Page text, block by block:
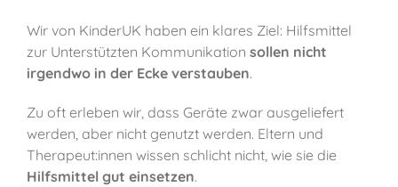
Wir von KinderUK haben ein klares Ziel: Hilfsmittel
zur Unterstützten Kommunikation sollen nicht
irgendwo in der Ecke verstauben.
Zu oft erleben wir, dass Geräte zwar ausgeliefert
werden, aber nicht genutzt werden. Eltern und
Therapeut:innen wissen schlicht nicht, wie sie die
Hilfsmittel gut einsetzen.